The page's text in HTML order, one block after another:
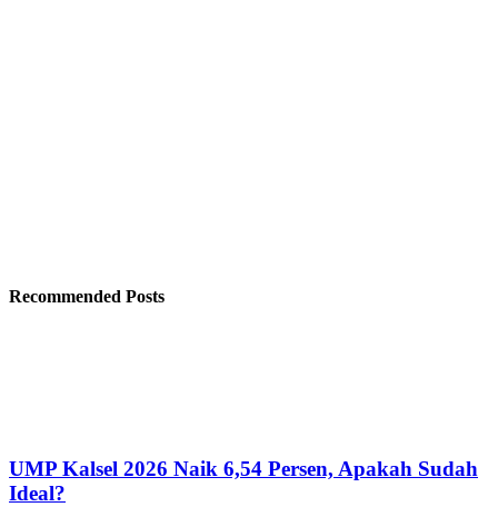
Recommended Posts
UMP Kalsel 2026 Naik 6,54 Persen, Apakah Sudah
Ideal?